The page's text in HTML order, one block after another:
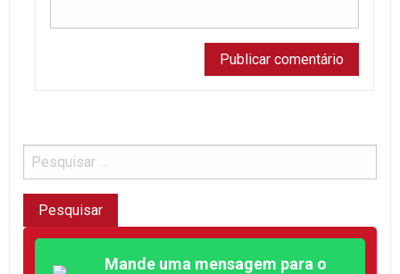
Mande uma mensagem para o